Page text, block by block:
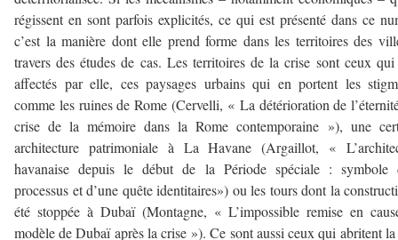
régissent en sont parfois explicités, ce qui est présenté dans ce
c’est la manière dont elle prend forme dans les territoires des
travers des études de cas. Les territoires de la crise sont ceux
affectés par elle, ces paysages urbains qui en portent les
comme les ruines de Rome (Cervelli, « La détérioration de
crise de la mémoire dans la Rome contemporaine »), une
architecture patrimoniale à La Havane (Argaillot, «
havanaise depuis le début de la Période spéciale : symbole
processus et d’une quête identitaires») ou les tours dont la
été stoppée à Dubaï (Montagne, « L’impossible remise en
modèle de Dubaï après la crise »). Ce sont aussi ceux qui abritent